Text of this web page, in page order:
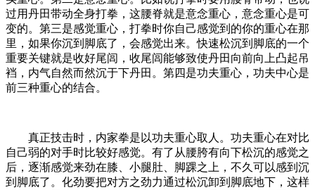
过用丹田带动全身打拳，这腰脊就是意念重心，意念重心是可
变的。第三是感觉重心，打拳时你自己感觉到的你的重心在那
里，如果你沉到脚底了，会感觉出来。快速松沉到脚底的一个
重要关键就是收好尾闾，收尾闾能够致使丹田向前向上凸起吊
裆，内气自然而然沉于下丹田。第四是功夫重心，功夫中心是
前三种重心的结合。
真正技击时，内家拳是以功夫重心取人。功夫重心在对比
自己弱的对手时比较好感觉。有了从腰胯有向下松沉的感觉之
后，逐渐感觉来劲在膝、小腿肚、脚踝之上，不久可以感到沉
到脚底了。化劲要把对方之劲力通过松沉卸到脚底地下，这样